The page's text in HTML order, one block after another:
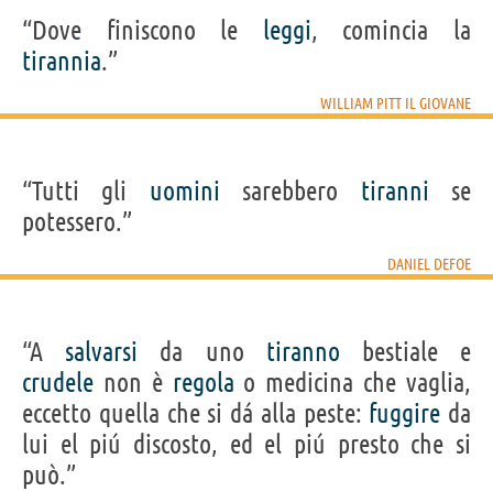
“Dove finiscono le leggi, comincia la
tirannia.”
WILLIAM PITT IL GIOVANE
“Tutti gli uomini sarebbero tiranni se
potessero.”
DANIEL DEFOE
“A salvarsi da uno tiranno bestiale e
crudele non è regola o medicina che vaglia,
eccetto quella che si dá alla peste: fuggire da
lui el piú discosto, ed el piú presto che si
può.”